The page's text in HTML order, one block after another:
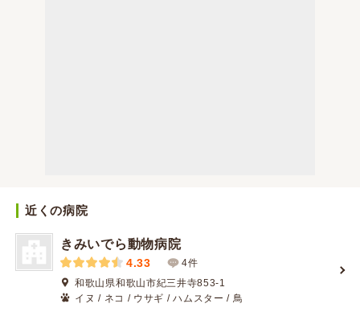
近くの病院
きみいでら動物病院
4.33
4件
和歌山県和歌山市紀三井寺853-1
イヌ / ネコ / ウサギ / ハムスター / 鳥